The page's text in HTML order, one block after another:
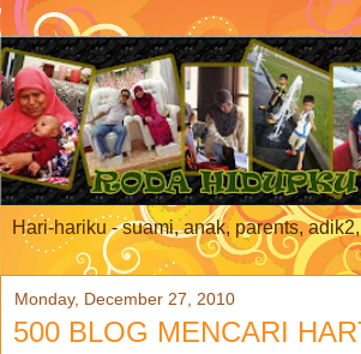
Hari-hariku - suami, anak, parents,
Monday, December 27, 2010
500 BLOG MENCARI